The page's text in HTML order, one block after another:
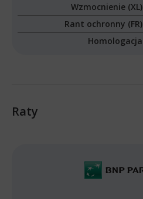
Wzmocnienie (XL)
Rant ochronny (FR)
Homologacja
Raty